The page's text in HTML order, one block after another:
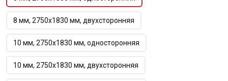
8 мм, 2750х1830 мм, двухсторонняя
10 мм, 2750х1830 мм, односторонняя
10 мм, 2750х1830 мм, двухсторонняя